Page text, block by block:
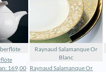
169,00
Raynaud Salamanque Or
Blanc
Raynaud Salamanque Or